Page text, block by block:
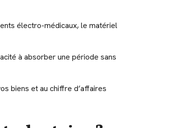
électro-médicaux, le matériel
à absorber une période sans
biens et au chiffre d’affaires